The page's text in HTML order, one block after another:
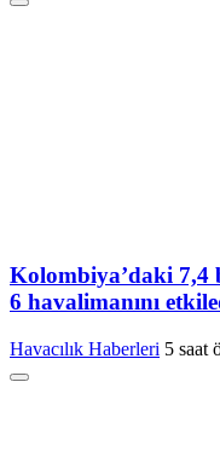
Kolombiya’daki 7,4
6 havalimanını
Havacılık Haberleri 5 saat